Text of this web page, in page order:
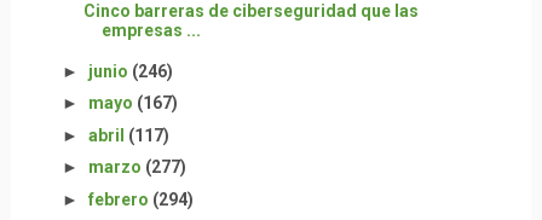
Cinco barreras de ciberseguridad que las
empresas ...
► junio (246)
► mayo (167)
► abril (117)
► marzo (277)
► febrero (294)